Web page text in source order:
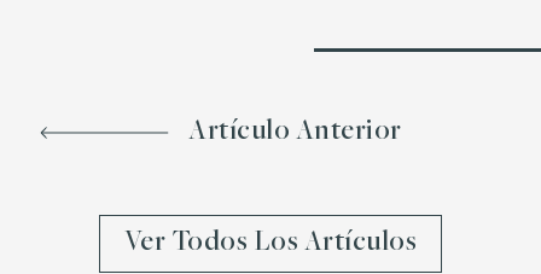
Artículo Anterior
Ver Todos Los Artículos